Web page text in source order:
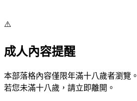
⚠️
成人內容提醒
本部落格內容僅限年滿十八歲者瀏覽。
若您未滿十八歲，請立即離開。